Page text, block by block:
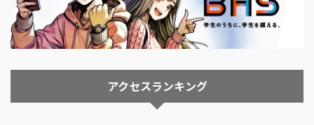
アクセスランキング